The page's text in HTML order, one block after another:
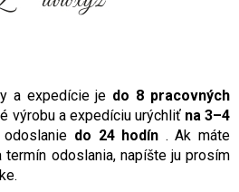
a expedície je do 8 pracovných
výrobu a expedíciu urýchliť na 3–4
do 24 hodín . Ak máte
termín odoslania, napíšte ju prosím